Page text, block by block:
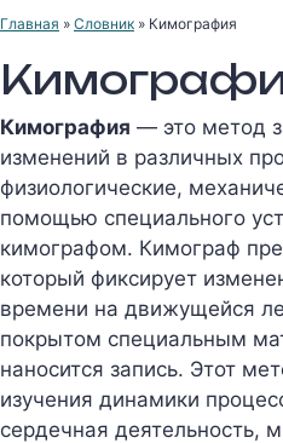
Главная » Словник » Кимография
Кимография — это метод
изменений в различных
физиологические,
помощью специального
кимографом. Кимограф
который фиксирует
времени на движущейся
покрытом специальным
наносится запись. Этот
изучения динамики
сердечная деятельность,